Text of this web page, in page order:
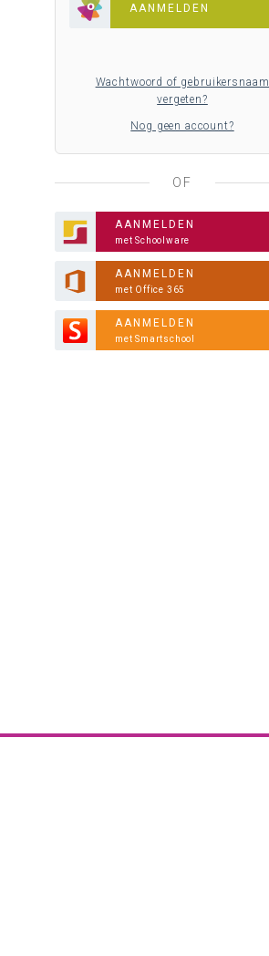
AANMELDEN
Wachtwoord of gebruikersnaam
vergeten?
Nog geen account?
OF
AANMELDEN
met Schoolware
AANMELDEN
met Office 365
AANMELDEN
met Smartschool